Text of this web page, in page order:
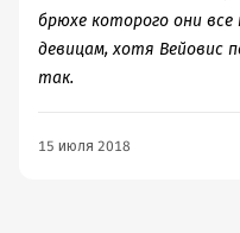
поставили и подтолкнули.
В другом случае
другие не знают, как от
спровоцировали этого
брюхе которого они
девицам, хотя Вейовис
так.
15 июля 2018